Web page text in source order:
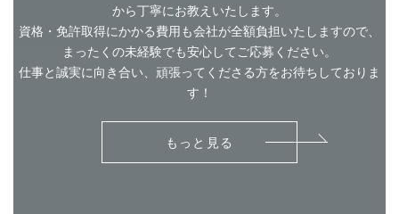
から丁寧にお教えいたします。
資格・免許取得にかかる費用も会社が全額負担いたしますので、
まったくの未経験でも安心してご応募ください。
仕事と誠実に向き合い、頑張ってくださる方をお待ちしておりま
す！
もっと見る